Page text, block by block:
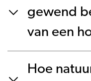
gewend
van een
Hoe